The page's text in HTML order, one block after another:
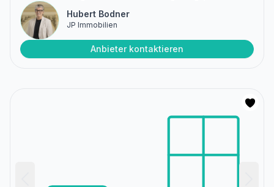
Hubert Bodner
JP Immobilien
Anbieter kontaktieren